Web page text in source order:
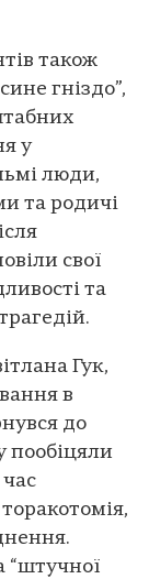
також
гніздо”,
у
люди,
та родичі
свої
та
Гук,
в
до
пообіцяли
“штучної